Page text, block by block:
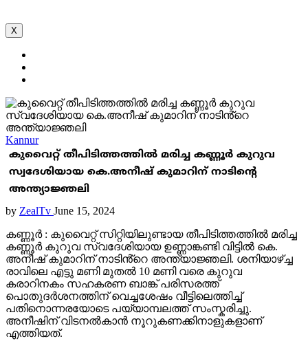
X
Kannur
കുവൈറ്റ് തീപിടിത്തത്തിൽ മരിച്ച കണ്ണൂർ കുറുവ
സ്വദേശിയായ കെ.അനീഷ് കുമാറിന് നാടിൻ്റെ
അന്ത്യാജ്ഞലി
by ZealTv June 15, 2024
കണ്ണൂർ : കുവൈറ്റ് സിറ്റിയിലുണ്ടായ തീപിടിത്തത്തിൽ മരിച്ച
കണ്ണൂർ കുറുവ സ്വദേശിയായ ഉണ്ണാങ്കണ്ടി വിട്ടിൽ കെ.
അനീഷ് കുമാറിന് നാടിൻ്റെ അന്ത്യാജ്ഞലി. ശനിയാഴ്ച്ച
രാവിലെ എട്ടു മണി മുതൽ 10 മണി വരെ കുറുവ
കരാറിനകം സഹകരണ ബാങ്ക് പരിസരത്ത്
പൊതുദർശനത്തിന് വെച്ചശേഷം വീട്ടിലെത്തിച്ച്
പതിനൊന്നരയോടെ പയ്യാമ്പലത്ത് സംസ്കരിച്ചു.
അനീഷിന് വിടനൽകാൻ നൂറുകണക്കിനാളുകളാണ്
എത്തിയത്.